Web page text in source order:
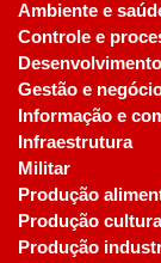
Ambiente e
Controle e
Gestão e
Informação e
Infraestrutura
Militar
Produção
Produção
Produção